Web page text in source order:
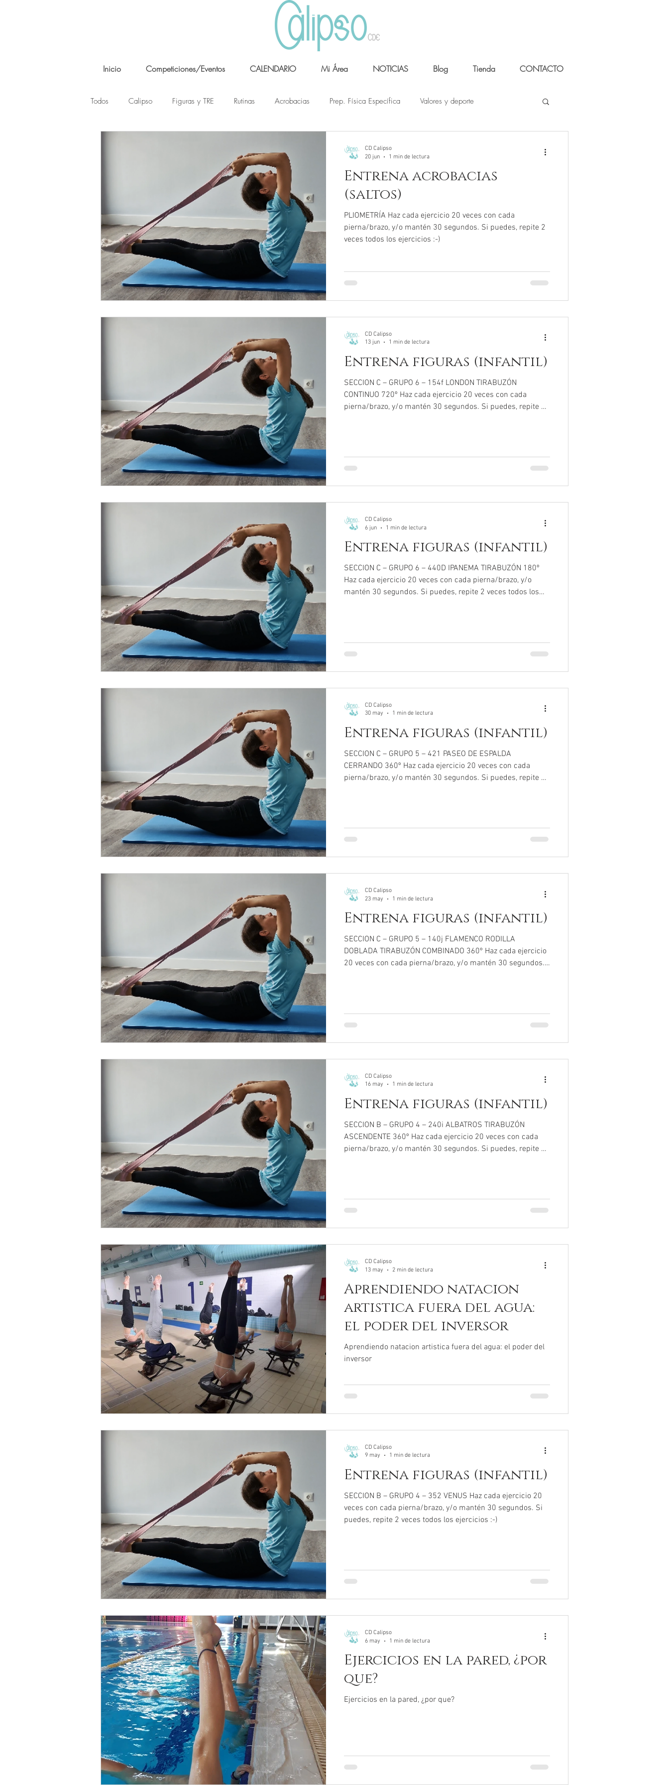
Inicio Competiciones/Eventos CALENDARIO Mi Área NOTICIAS Blog Tienda CONTACTO
Todos Calipso Figuras y TRE Rutinas Acrobacias Prep. Física Específica Valores y deporte
Entrena acrobacias
(saltos)
PLIOMETRÍA Haz cada ejercicio 20 veces con cada
pierna/brazo, y/o mantén 30 segundos. Si puedes, repite 2
veces todos los ejercicios :-)
CD Calipso
20 jun
1 min de lectura
Entrena figuras (infantil)
SECCION C – GRUPO 6 – 154f LONDON TIRABUZÓN
CONTINUO 720º Haz cada ejercicio 20 veces con cada
pierna/brazo, y/o mantén 30 segundos. Si puedes, repite 2
CD Calipso
13 jun
1 min de lectura
Entrena figuras (infantil)
SECCION C – GRUPO 6 – 440D IPANEMA TIRABUZÓN 180º
Haz cada ejercicio 20 veces con cada pierna/brazo, y/o
mantén 30 segundos. Si puedes, repite 2 veces todos los
CD Calipso
6 jun
1 min de lectura
Entrena figuras (infantil)
SECCION C – GRUPO 5 – 421 PASEO DE ESPALDA
CERRANDO 360º Haz cada ejercicio 20 veces con cada
pierna/brazo, y/o mantén 30 segundos. Si puedes, repite 2
CD Calipso
30 may
1 min de lectura
Entrena figuras (infantil)
SECCION C – GRUPO 5 – 140j FLAMENCO RODILLA
DOBLADA TIRABUZÓN COMBINADO 360º Haz cada ejercicio
20 veces con cada pierna/brazo, y/o mantén 30 segundos.
CD Calipso
23 may
1 min de lectura
Entrena figuras (infantil)
SECCION B – GRUPO 4 – 240i ALBATROS TIRABUZÓN
ASCENDENTE 360º Haz cada ejercicio 20 veces con cada
pierna/brazo, y/o mantén 30 segundos. Si puedes, repite 2
CD Calipso
16 may
1 min de lectura
Aprendiendo natacion
artistica fuera del agua:
el poder del inversor
Aprendiendo natacion artistica fuera del agua: el poder del
inversor
CD Calipso
13 may
2 min de lectura
Entrena figuras (infantil)
SECCION B – GRUPO 4 – 352 VENUS Haz cada ejercicio 20
veces con cada pierna/brazo, y/o mantén 30 segundos. Si
puedes, repite 2 veces todos los ejercicios :-)
CD Calipso
9 may
1 min de lectura
Ejercicios en la pared, ¿por
que?
Ejercicios en la pared, ¿por que?
CD Calipso
6 may
1 min de lectura